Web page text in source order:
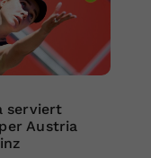
serviert
Austria